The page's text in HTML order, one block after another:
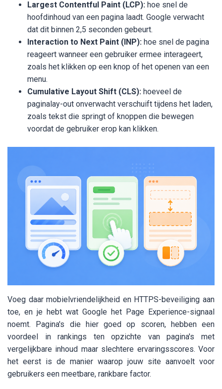
Largest Contentful Paint (LCP): hoe snel de
hoofdinhoud van een pagina laadt. Google verwacht
dat dit binnen 2,5 seconden gebeurt.
Interaction to Next Paint (INP): hoe snel de pagina
reageert wanneer een gebruiker ermee interageert,
zoals het klikken op een knop of het openen van een
menu.
Cumulative Layout Shift (CLS): hoeveel de
paginalay-out onverwacht verschuift tijdens het laden,
zoals tekst die springt of knoppen die bewegen
voordat de gebruiker erop kan klikken.
Voeg daar mobielvriendelijkheid en HTTPS-beveiliging aan
toe, en je hebt wat Google het Page Experience-signaal
noemt. Pagina's die hier goed op scoren, hebben een
voordeel in rankings ten opzichte van pagina's met
vergelijkbare inhoud maar slechtere ervaringsscores. Voor
het eerst is de manier waarop jouw site aanvoelt voor
gebruikers een meetbare, rankbare factor.